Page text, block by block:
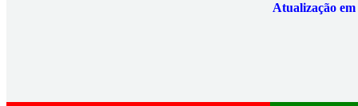
Atualização